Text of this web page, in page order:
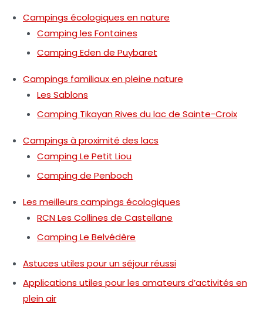
Campings écologiques en nature
Camping les Fontaines
Camping Eden de Puybaret
Campings familiaux en pleine nature
Les Sablons
Camping Tikayan Rives du lac de Sainte-Croix
Campings à proximité des lacs
Camping Le Petit Liou
Camping de Penboch
Les meilleurs campings écologiques
RCN Les Collines de Castellane
Camping Le Belvédère
Astuces utiles pour un séjour réussi
Applications utiles pour les amateurs d’activités en
plein air